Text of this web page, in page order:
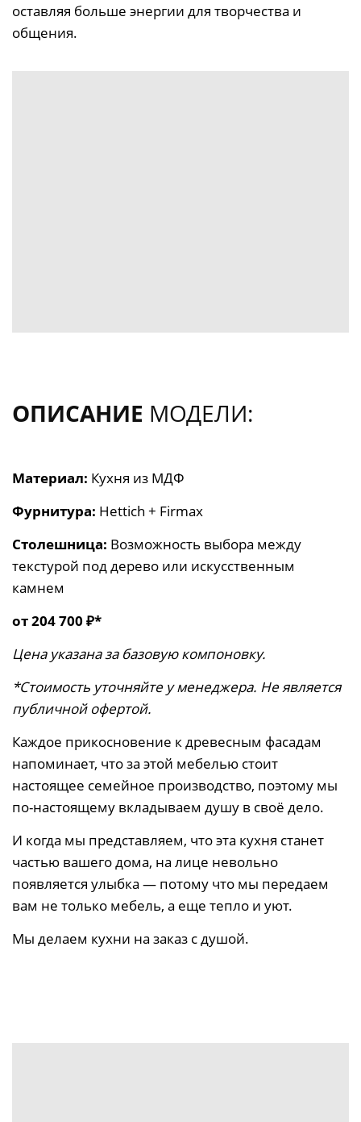
оставляя больше энергии для творчества и
общения.
ОПИСАНИЕ МОДЕЛИ:
Материал: Кухня из МДФ
Фурнитура: Hettich + Firmax
Столешница: Возможность выбора между
текстурой под дерево или искусственным
камнем
от 204 700 ₽*
Цена указана за базовую компоновку.
*Стоимость уточняйте у менеджера. Не является
публичной офертой.
Каждое прикосновение к древесным фасадам
напоминает, что за этой мебелью стоит
настоящее семейное производство, поэтому мы
по-настоящему вкладываем душу в своё дело.
И когда мы представляем, что эта кухня станет
частью вашего дома, на лице невольно
появляется улыбка — потому что мы передаем
вам не только мебель, а еще тепло и уют.
Мы делаем кухни на заказ с душой.